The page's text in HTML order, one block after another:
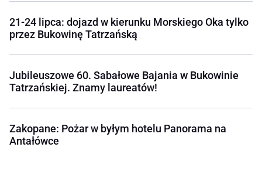
21-24 lipca: dojazd w kierunku Morskiego Oka tylko
przez Bukowinę Tatrzańską
Jubileuszowe 60. Sabałowe Bajania w Bukowinie
Tatrzańskiej. Znamy laureatów!
Zakopane: Pożar w byłym hotelu Panorama na
Antałówce